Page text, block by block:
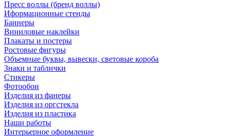
Пресс воллы (бренд воллы)
Иформационные стенды
Баннеры
Виниловые наклейки
Плакаты и постеры
Ростовые фигуры
Объемные буквы, вывески, световые короба
Знаки и таблички
Стикеры
Фотообои
Изделия из фанеры
Изделия из оргстекла
Изделия из пластика
Наши работы
Интерьерное оформление